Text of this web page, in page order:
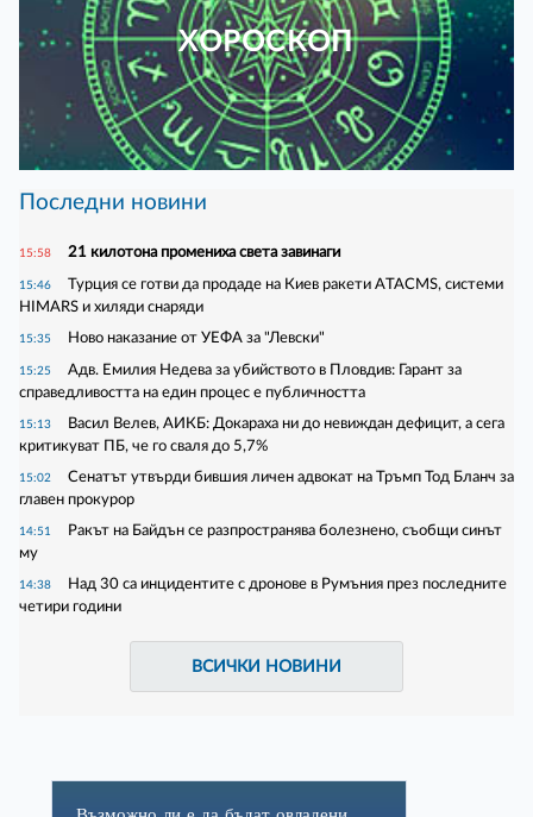
ХОРОСКОП
Последни новини
15:58 21 килотона промениха света завинаги
15:46
Турция се готви да продаде на Киев ракети ATACMS, системи
HIMARS и хиляди снаряди
15:35 Ново наказание от УЕФА за "Левски"
15:25
Адв. Емилия Недева за убийството в Пловдив: Гарант за
справедливостта на един процес е публичността
15:13
Васил Велев, АИКБ: Докараха ни до невиждан дефицит, а сега
критикуват ПБ, че го сваля до 5,7%
15:02
Сенатът утвърди бившия личен адвокат на Тръмп Тод Бланч за
главен прокурор
14:51
Ракът на Байдън се разпространява болезнено, съобщи синът
му
14:38
Над 30 са инцидентите с дронове в Румъния през последните
четири години
ВСИЧКИ НОВИНИ